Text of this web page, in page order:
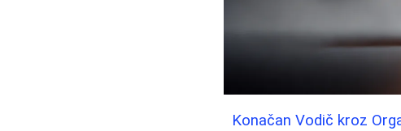
Konačan Vodič kroz